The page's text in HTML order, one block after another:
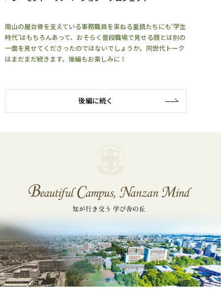
南山の屋台骨を支えている事務職員を束ねる重鎮たちにも‘学生
時代’はもちろんあって、おそらく普段職場で見せる顔とは別の
一面を見せてくださったのではないでしょうか。同世代トーク
はまだまだ続きます。後編もお楽しみに！
後編に続く